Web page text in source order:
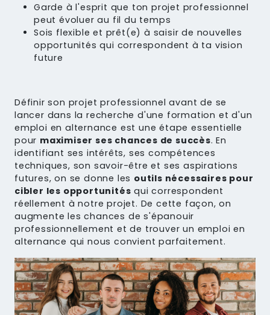
Garde à l'esprit que ton projet professionnel
peut évoluer au fil du temps
Sois flexible et prêt(e) à saisir de nouvelles
opportunités qui correspondent à ta vision
future
Définir son projet professionnel avant de se
lancer dans la recherche d'une formation et d'un
emploi en alternance est une étape essentielle
pour maximiser ses chances de succès. En
identifiant ses intérêts, ses compétences
techniques, son savoir-être et ses aspirations
futures, on se donne les outils nécessaires pour
cibler les opportunités qui correspondent
réellement à notre projet. De cette façon, on
augmente les chances de s'épanouir
professionnellement et de trouver un emploi en
alternance qui nous convient parfaitement.